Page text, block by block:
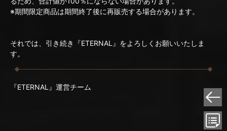
※期間限定商品は期間終了後に再販売する場合があります。
それでは、引き続き『ETERNAL』をよろしくお願いいたしま
す。
『ETERNAL』運営チーム